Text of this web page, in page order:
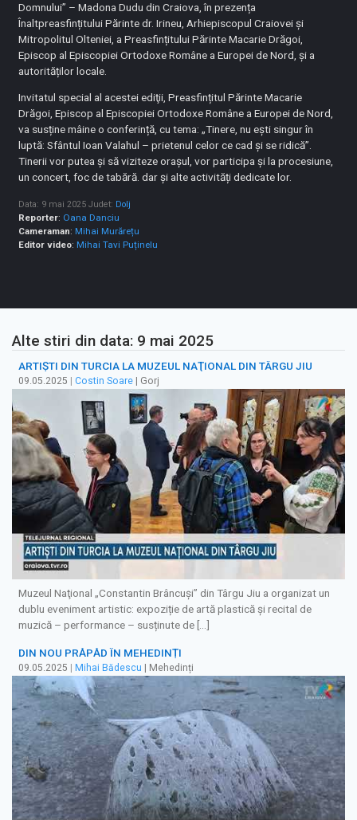
Domnului” – Madona Dudu din Craiova, în prezența
Înaltpreasfințitului Părinte dr. Irineu, Arhiepiscopul Craiovei și
Mitropolitul Olteniei, a Preasfințitului Părinte Macarie Drăgoi,
Episcop al Episcopiei Ortodoxe Române a Europei de Nord, și a
autorităților locale.
Invitatul special al acestei ediţii, Preasfințitul Părinte Macarie
Drăgoi, Episcop al Episcopiei Ortodoxe Române a Europei de Nord,
va susține mâine o conferință, cu tema: „Tinere, nu ești singur în
luptă: Sfântul Ioan Valahul – prietenul celor ce cad și se ridică”.
Tinerii vor putea şi să viziteze orașul, vor participa şi la procesiune,
un concert, foc de tabără. dar și alte activități dedicate lor.
Data: 9 mai 2025 Judet: Dolj
Reporter: Oana Danciu
Cameraman: Mihai Murărețu
Editor video: Mihai Tavi Puținelu
Alte stiri din data: 9 mai 2025
ARTIŞTI DIN TURCIA LA MUZEUL NAŢIONAL DIN TÂRGU JIU
09.05.2025 Costin Soare | Gorj
Muzeul Naţional „Constantin Brâncuşi” din Târgu Jiu a organizat un
dublu eveniment artistic: expoziție de artă plastică și recital de
muzică – performance – susținute de […]
DIN NOU PRĂPĂD ÎN MEHEDINȚI
09.05.2025 | Mihai Bădescu | Mehedinți